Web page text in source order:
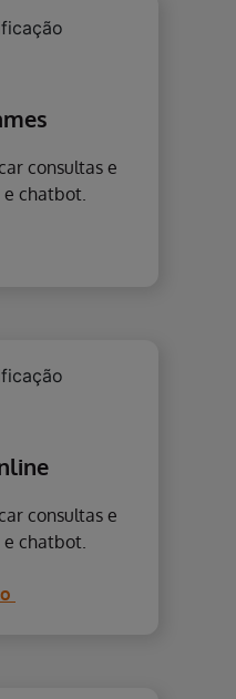
consultas e
e chatbot.
consultas e
e chatbot.